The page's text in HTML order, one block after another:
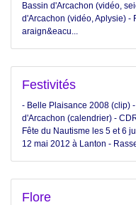
Bassin d'Arcachon (vidéo,
d'Arcachon (vidéo, Aplysie) -
araign&eacu...
Festivités
- Belle Plaisance 2008 (clip)
d'Arcachon (calendrier) -
Fête du Nautisme les 5 et 6
12 mai 2012 à Lanton -
Flore